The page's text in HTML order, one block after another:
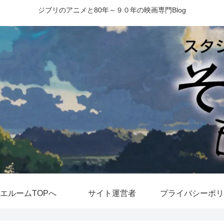
ジブリのアニメと80年～９０年の映画専門Blog
ルームTOPへ サイト運営者 プライバシーポ